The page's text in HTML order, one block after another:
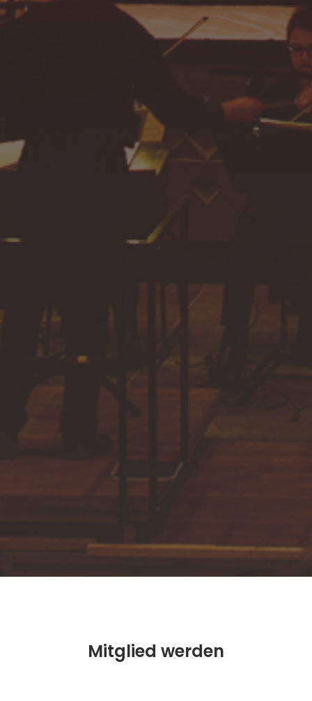
Mitglied werden